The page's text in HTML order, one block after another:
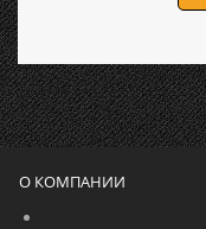
О КОМПАНИИ